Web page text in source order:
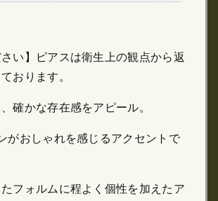
さい】ピアスは衛生上の観点から返
おります。
確かな存在感をアピール。
がおしゃれを感じるアクセントで
フォルムに程よく個性を加えたア